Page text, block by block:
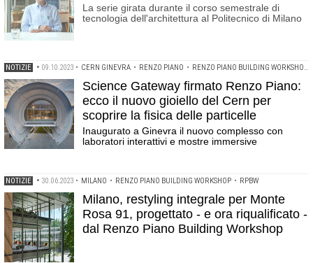
La serie girata durante il corso semestrale di
tecnologia dell'architettura al Politecnico di Milano
NOTIZIE • 09.10.2023 • CERN GINEVRA • RENZO PIANO • RENZO PIANO BUILDING WORKSHOP
Science Gateway firmato Renzo Piano:
ecco il nuovo gioiello del Cern per
scoprire la fisica delle particelle
Inaugurato a Ginevra il nuovo complesso con
laboratori interattivi e mostre immersive
NOTIZIE • 30.06.2023 • MILANO • RENZO PIANO BUILDING WORKSHOP • RPBW
Milano, restyling integrale per Monte
Rosa 91, progettato - e ora riqualificato -
dal Renzo Piano Building Workshop